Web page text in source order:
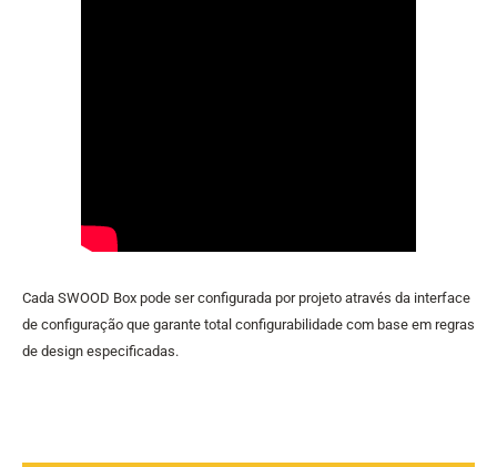
Cada SWOOD Box pode ser configurada por projeto através da interface
de configuração que garante total configurabilidade com base em regras
de design especificadas.